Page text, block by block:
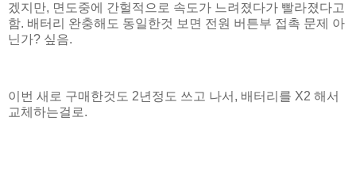
겠지만, 면도중에 간헐적으로 속도가 느려졌다가 빨라졌다고
함. 배터리 완충해도 동일한것 보면 전원 버튼부 접촉 문제 아
닌가? 싶음.
이번 새로 구매한것도 2년정도 쓰고 나서, 배터리를 X2 해서
교체하는걸로.